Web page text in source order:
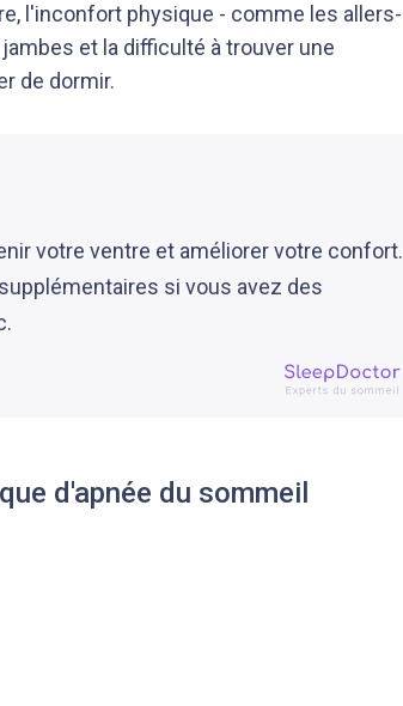
l'inconfort physique - comme les allers-
et la difficulté à trouver une
de dormir.
votre ventre et améliorer votre confort.
si vous avez des
d'apnée du sommeil